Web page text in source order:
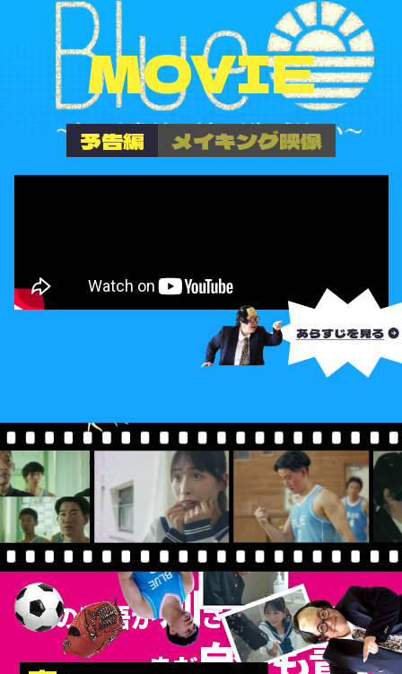
MOVIE
予告編 メイキング映像